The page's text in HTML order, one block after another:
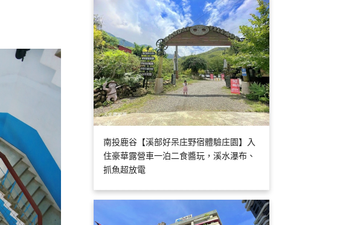
南投鹿谷【溪部好呆庄野宿體驗庄園】入
住豪華露營車一泊二食醬玩，溪水瀑布、
抓魚超放電